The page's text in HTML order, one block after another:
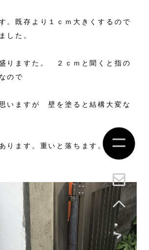
。既存より１ｃｍ大きくするので
した。
りますた。 ２ｃｍと聞くと指の
ので
いますが 壁を塗ると結構大変な
ります。重いと落ちます。